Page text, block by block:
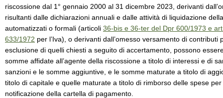
riscossione dal 1° gennaio 2000 al 31 dicembre 2023, derivanti
risultanti dalle dichiarazioni annuali e dalle attività di liquidazione
automatizzati o formali (articoli 36-bis e 36-ter del Dpr 600/1973 e
633/1972 per l’Iva), o derivanti dall’omesso versamento di contributi
esclusione di quelli chiesti a seguito di accertamento, possono
somme affidate all’agente della riscossione a titolo di interessi e di
sanzioni e le somme aggiuntive, e le somme maturate a titolo di
titolo di capitale e quelle maturate a titolo di rimborso delle spese
notificazione della cartella di pagamento.